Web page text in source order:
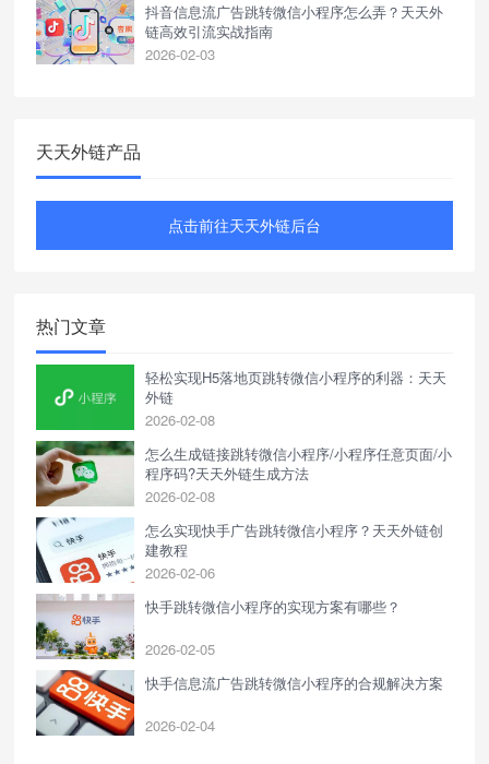
抖音信息流广告跳转微信小程序怎么弄？天天外
链高效引流实战指南
2026-02-03
天天外链产品
点击前往天天外链后台
热门文章
轻松实现H5落地页跳转微信小程序的利器：天天
外链
2026-02-08
怎么生成链接跳转微信小程序/小程序任意页面/小
程序码?天天外链生成方法
2026-02-08
怎么实现快手广告跳转微信小程序？天天外链创
建教程
2026-02-06
快手跳转微信小程序的实现方案有哪些？
2026-02-05
快手信息流广告跳转微信小程序的合规解决方案
2026-02-04